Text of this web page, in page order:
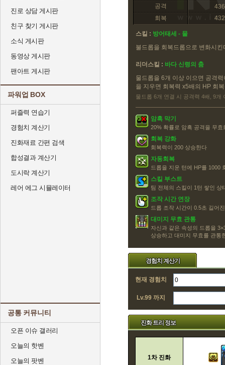
진로 상담 게시판
친구 찾기 게시판
소식 게시판
동영상 게시판
팬아트 게시판
파워업 BOX
퍼즐력 연습기
경험치 계산기
진화재료 간편 검색
합성결과 계산기
도시락 계산기
레어 에그 시뮬레이터
공통 커뮤니티
오픈 이슈 갤러리
오늘의 핫벤
오늘의 팟벤
공격
436
회복
432
스킬 : 방어태세 - 물
불드롭을 회복드롭으로 변화시킨
리더스킬 : 바다 신령의 춤
물드롭을 6개 이상 이으면 공격
을 지우면 회복력 x5배의 HP 회복
물드롭 6개 연결 시 공격력 4배, 9개
암흑 막기
20% 확률로 암흑 공격을 무효
회복 강화
회복력이 200 상승한다
자동회복
드롭을 지운 턴에 HP를 1000
스킬 부스트
팀 전체의 스킬이 1턴 쌓인 상
조작 시간 연장
드롭 조작 시간이 0.5초 길어
대미지 무효 관통
자신과 같은 속성의 드롭을
상승하고 대미지 무효를 관통
경험치 계산기
현재 경험치
Lv.99 까지
진화 트리 정보
1차 진화